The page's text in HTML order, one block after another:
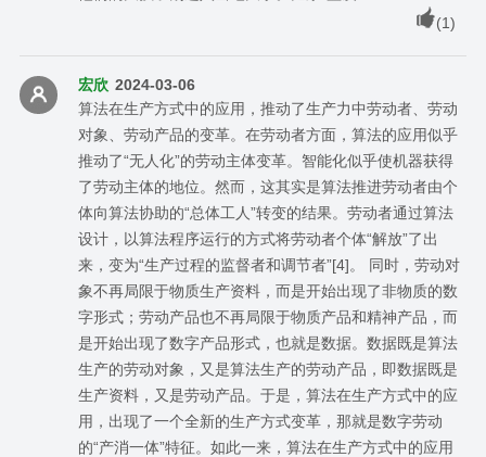
(1)
宏欣 2024-03-06
算法在生产方式中的应用，推动了生产力中劳动者、劳动
对象、劳动产品的变革。在劳动者方面，算法的应用似乎
推动了“无人化”的劳动主体变革。智能化似乎使机器获得
了劳动主体的地位。然而，这其实是算法推进劳动者由个
体向算法协助的“总体工人”转变的结果。劳动者通过算法
设计，以算法程序运行的方式将劳动者个体“解放”了出
来，变为“生产过程的监督者和调节者”[4]。 同时，劳动对
象不再局限于物质生产资料，而是开始出现了非物质的数
字形式；劳动产品也不再局限于物质产品和精神产品，而
是开始出现了数字产品形式，也就是数据。数据既是算法
生产的劳动对象，又是算法生产的劳动产品，即数据既是
生产资料，又是劳动产品。于是，算法在生产方式中的应
用，出现了一个全新的生产方式变革，那就是数字劳动
的“产消一体”特征。如此一来，算法在生产方式中的应用